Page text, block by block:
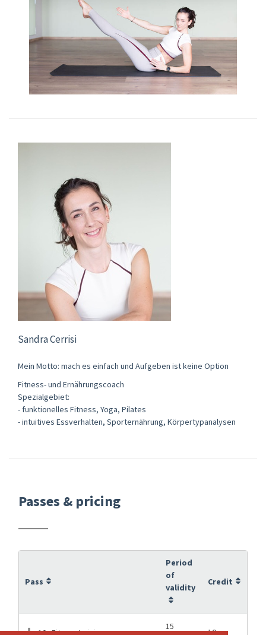
Sandra Cerrisi
Mein Motto: mach es einfach und Aufgeben ist keine Option
Fitness- und Ernährungscoach
Spezialgebiet:
- funktionelles Fitness, Yoga, Pilates
- intuitives Essverhalten, Sporternährung, Körpertypanalysen
Passes & pricing
Pass
Period
of
validity
Credit
10x Fitnesstraining
15
10